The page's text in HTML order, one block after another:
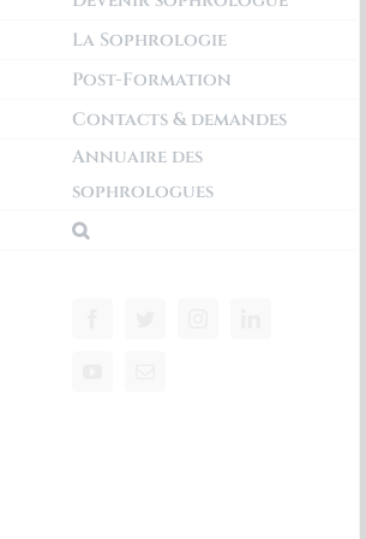
La Sophrologie
Post-Formation
Contacts & demandes
Annuaire des
sophrologues